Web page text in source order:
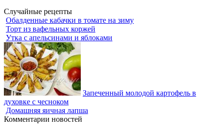
Случайные рецепты
Обалденные кабачки в томате на зиму
Торт из вафельных коржей
Утка с апельсинами и яблоками
Запеченный молодой картофель в
духовке с чесноком
Домашняя яичная лапша
Комментарии новостей